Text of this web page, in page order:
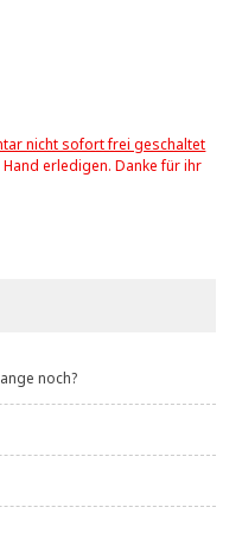
nicht sofort frei geschaltet
erledigen. Danke für ihr
noch?